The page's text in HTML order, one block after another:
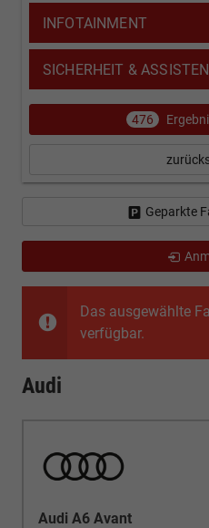
Das ausgewählte
verfügbar.
Audi
Audi A6 Avant
INFOTAINMENT
SICHERHEIT &
476
Geparkte